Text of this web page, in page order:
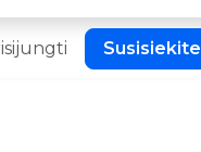
Susisiekite